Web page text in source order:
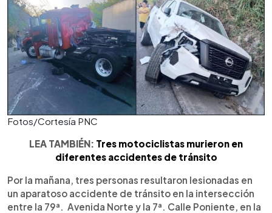
Fotos/Cortesía PNC
LEA TAMBIÉN: Tres motociclistas murieron en
diferentes accidentes de tránsito
Por la mañana, tres personas resultaron lesionadas en
un aparatoso accidente de tránsito en la intersección
entre la 79ª. Avenida Norte y la 7ª. Calle Poniente, en la